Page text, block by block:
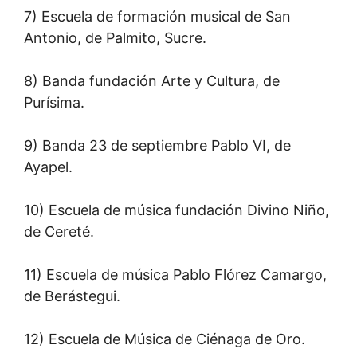
7) Escuela de formación musical de San
Antonio, de Palmito, Sucre.
8) Banda fundación Arte y Cultura, de
Purísima.
9) Banda 23 de septiembre Pablo VI, de
Ayapel.
10) Escuela de música fundación Divino Niño,
de Cereté.
11) Escuela de música Pablo Flórez Camargo,
de Berástegui.
12) Escuela de Música de Ciénaga de Oro.